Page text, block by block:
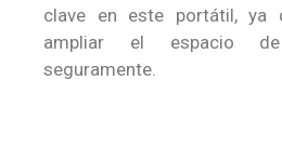
clave en este portátil, ya
ampliar el espacio de
seguramente.